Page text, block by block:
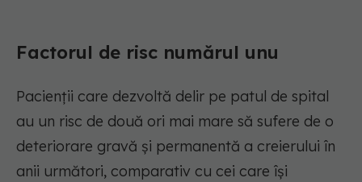
Factorul de risc numărul unu
Pacienții care dezvoltă delir pe patul de spital
au un risc de două ori mai mare să sufere de o
deteriorare gravă și permanentă a creierului în
anii următori, comparativ cu cei care își